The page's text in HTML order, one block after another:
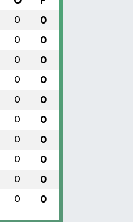
0 0
0 0
0 0
0 0
0 0
0 0
0 0
0 0
0 0
0 0